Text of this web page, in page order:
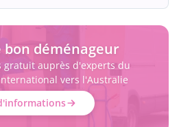
bon déménageur
gratuit auprès d'experts du
vers l'Australie